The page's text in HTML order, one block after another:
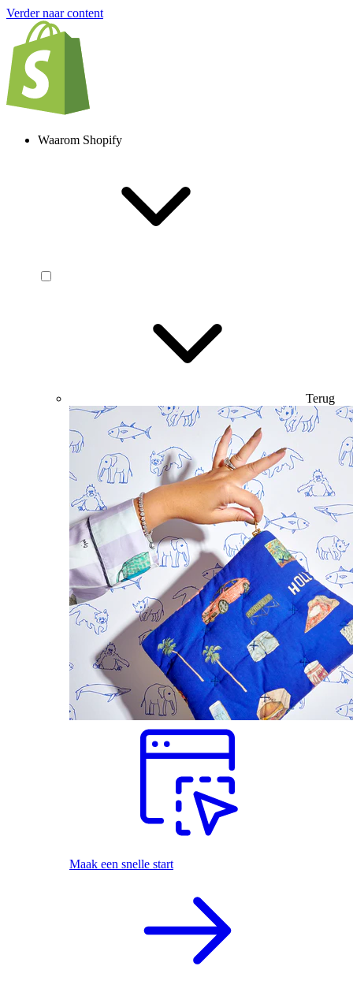
Verder naar content
Waarom Shopify
Terug
Maak een snelle start